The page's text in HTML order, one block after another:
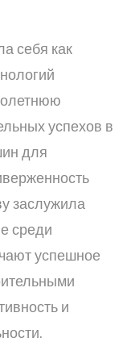
себя как
успехов в
для
заслужила
среди
успешное
и